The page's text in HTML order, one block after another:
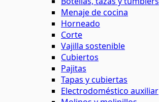
Menaje de cocina
Horneado
Corte
Vajilla sostenible
Cubiertos
Pajitas
Tapas y cubiertas
Electrodoméstico auxiliar